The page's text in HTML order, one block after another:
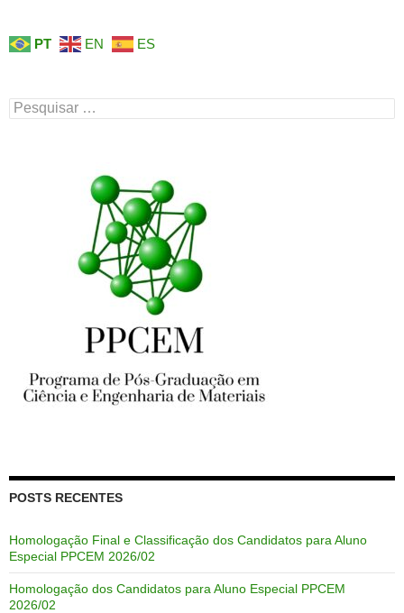
PT EN ES
Pesquisar
por:
POSTS RECENTES
Homologação Final e Classificação dos Candidatos para Aluno
Especial PPCEM 2026/02
Homologação dos Candidatos para Aluno Especial PPCEM
2026/02